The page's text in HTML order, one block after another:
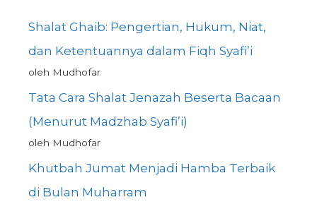
Shalat Ghaib: Pengertian, Hukum, Niat,
dan Ketentuannya dalam Fiqh Syafi’i
oleh Mudhofar
Tata Cara Shalat Jenazah Beserta Bacaan
(Menurut Madzhab Syafi’i)
oleh Mudhofar
Khutbah Jumat Menjadi Hamba Terbaik
di Bulan Muharram